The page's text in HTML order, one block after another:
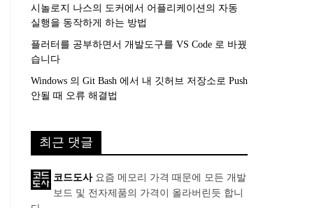
시놀로지 나스의 도커에서 어플리케이션의 자동
실행을 동작하게 하는 방법
플러터를 공부하면서 개발도구를 VS Code 로 바꿨
습니다
Windows 의 Git Bash 에서 내 깃허브 저장소로 Push
안될 때 오류 해결법
최근 댓글
코드도사 요즘 메모리 가격 때문에 모든 개발
보드 및 전자제품의 가격이 올라버린듯 합니